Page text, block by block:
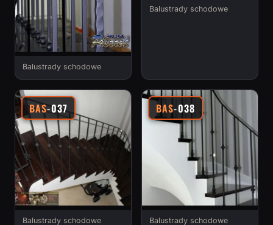
Balustrady schodowe
Balustrady schodowe
BAS-037
Balustrady schodowe
BAS-038
Balustrady schodowe